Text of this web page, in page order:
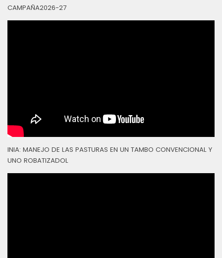
CAMPAÑA2026-27
INIA: MANEJO DE LAS PASTURAS EN UN TAMBO CONVENCIONAL Y
UNO ROBATIZADOL